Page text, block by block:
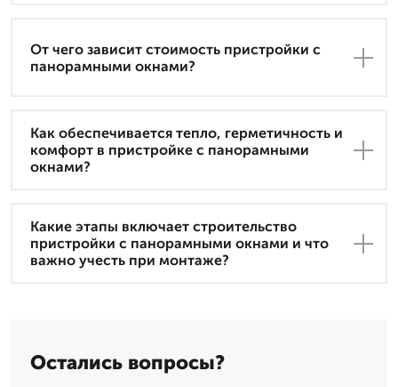
От чего зависит стоимость пристройки с
панорамными окнами?
Как обеспечивается тепло, герметичность и
комфорт в пристройке с панорамными
окнами?
Какие этапы включает строительство
пристройки с панорамными окнами и что
важно учесть при монтаже?
Остались вопросы?